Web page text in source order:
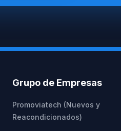
Grupo de Empresas
Promoviatech (Nuevos y
Reacondicionados)